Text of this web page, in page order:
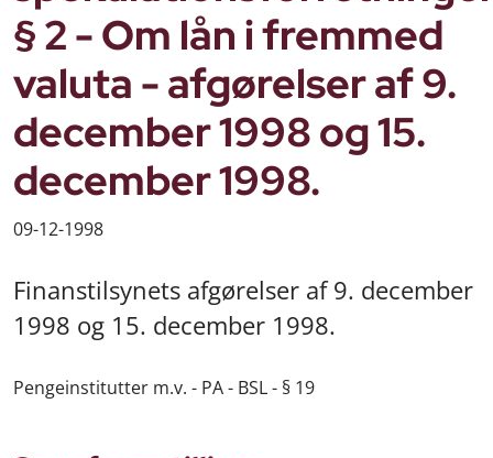
§ 2 - Om lån i fremmed
valuta - afgørelser af 9.
december 1998 og 15.
december 1998.
09-12-1998
Finanstilsynets afgørelser af 9. december
1998 og 15. december 1998.
Pengeinstitutter m.v. - PA - BSL - § 19